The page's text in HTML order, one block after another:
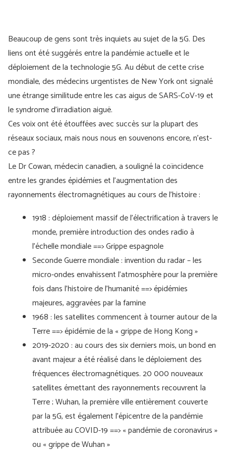
Beaucoup de gens sont très inquiets au sujet de la 5G. Des
liens ont été suggérés entre la pandémie actuelle et le
déploiement de la technologie 5G. Au début de cette crise
mondiale, des médecins urgentistes de New York ont signalé
une étrange similitude entre les cas aigus de SARS-CoV-19 et
le syndrome d'irradiation aiguë.
Ces voix ont été étouffées avec succès sur la plupart des
réseaux sociaux, mais nous nous en souvenons encore, n'est-
ce pas ?
Le Dr Cowan, médecin canadien, a souligné la coïncidence
entre les grandes épidémies et l’augmentation des
rayonnements électromagnétiques au cours de l’histoire :
1918 : déploiement massif de l'électrification à travers le
monde, première introduction des ondes radio à
l'échelle mondiale ==> Grippe espagnole
Seconde Guerre mondiale : invention du radar – les
micro-ondes envahissent l'atmosphère pour la première
fois dans l'histoire de l'humanité ==> épidémies
majeures, aggravées par la famine
1968 : les satellites commencent à tourner autour de la
Terre ==> épidémie de la « grippe de Hong Kong »
2019-2020 : au cours des six derniers mois, un bond en
avant majeur a été réalisé dans le déploiement des
fréquences électromagnétiques. 20 000 nouveaux
satellites émettant des rayonnements recouvrent la
Terre ; Wuhan, la première ville entièrement couverte
par la 5G, est également l'épicentre de la pandémie
attribuée au COVID-19 ==> « pandémie de coronavirus »
ou « grippe de Wuhan »